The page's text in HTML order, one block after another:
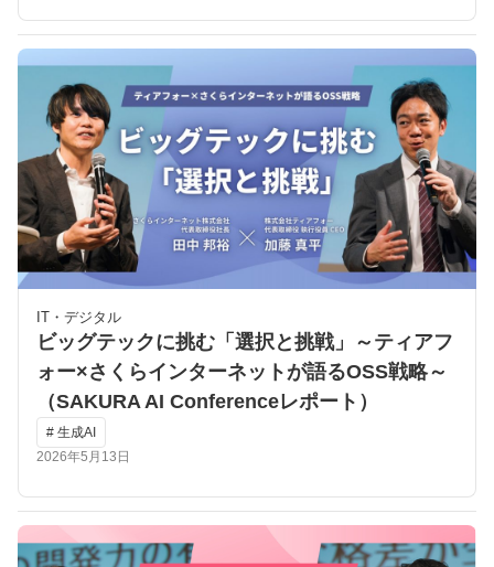
IT・デジタル
ビッグテックに挑む「選択と挑戦」～ティアフ
ォー×さくらインターネットが語るOSS戦略～
（SAKURA AI Conferenceレポート）
# 生成AI
2026年5月13日